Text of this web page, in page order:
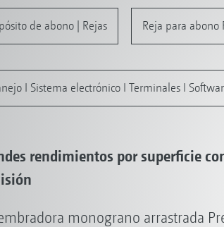
de abono | Rejas Reja para abono
I Sistema electrónico I Terminales I
rendimientos por superficie
monograno arrastrada